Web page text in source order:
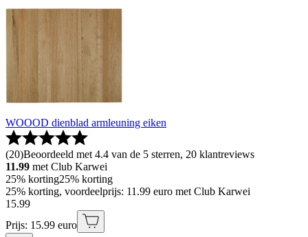
WOOOD dienblad armleuning eiken
(20)Beoordeeld met 4.4 van de 5 sterren, 20 klantreviews
11.99 met Club Karwei
25% korting25% korting
25% korting, voordeelprijs: 11.99 euro met Club Karwei
15.99
Prijs: 15.99 euro